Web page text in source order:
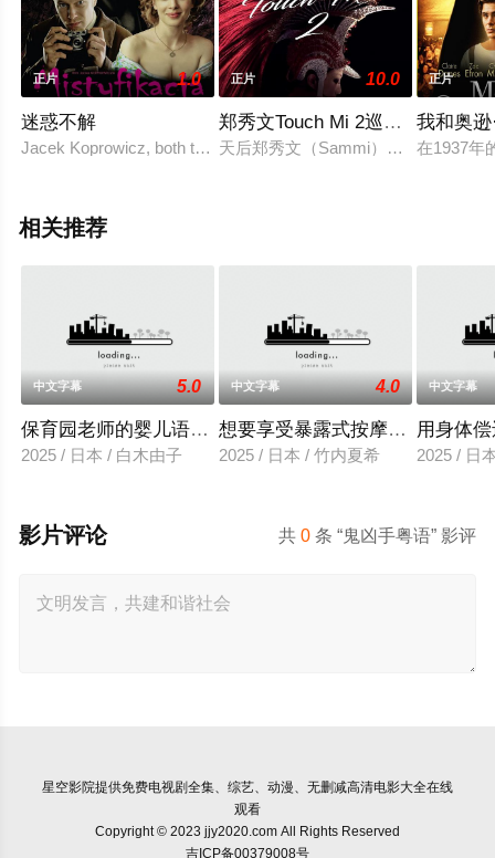
正片 1.0
迷惑不解
Jacek Koprowicz, both the writer of the screenpla
正片 10.0
郑秀文Touch Mi 2巡回演唱会
天后郑秀文（Sammi）一连八场《
正片
我和奥逊
在1937年
相关推荐
中文字幕 5.0
保育园老师的婴儿语让人超兴奋
2025 / 日本 / 白木由子
中文字幕 4.0
想要享受暴露式按摩的已婚女子
2025 / 日本 / 竹内夏希
中文字幕
用身体
2025 / 日
共0 条 “鬼凶手粤语” 影评
影片评论
星空影院提供免费电视剧全集、综艺、动漫、无删减高清电影大全在线
观看
Copyright © 2023 jjy2020.com All Rights Reserved
吉ICP备00379008号